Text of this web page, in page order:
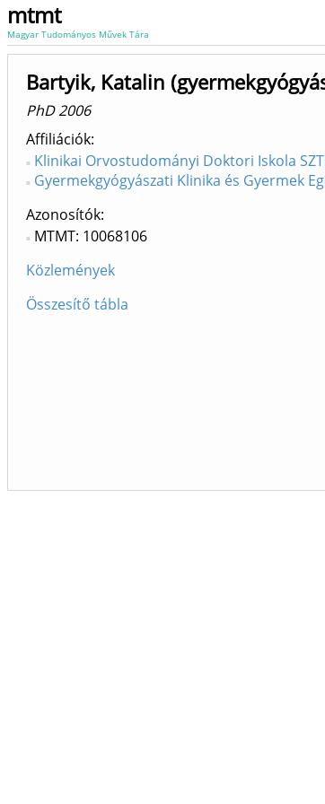
mtmt
Magyar Tudományos Művek Tára
Bartyik, Katalin
PhD 2006
Affiliációk
Klinikai Orvostudományi Doktori Iskola
Gyermekgyógyászati Klinika és Gyermek
Azonosítók
MTMT: 10068106
Közlemények
Összesítő tábla